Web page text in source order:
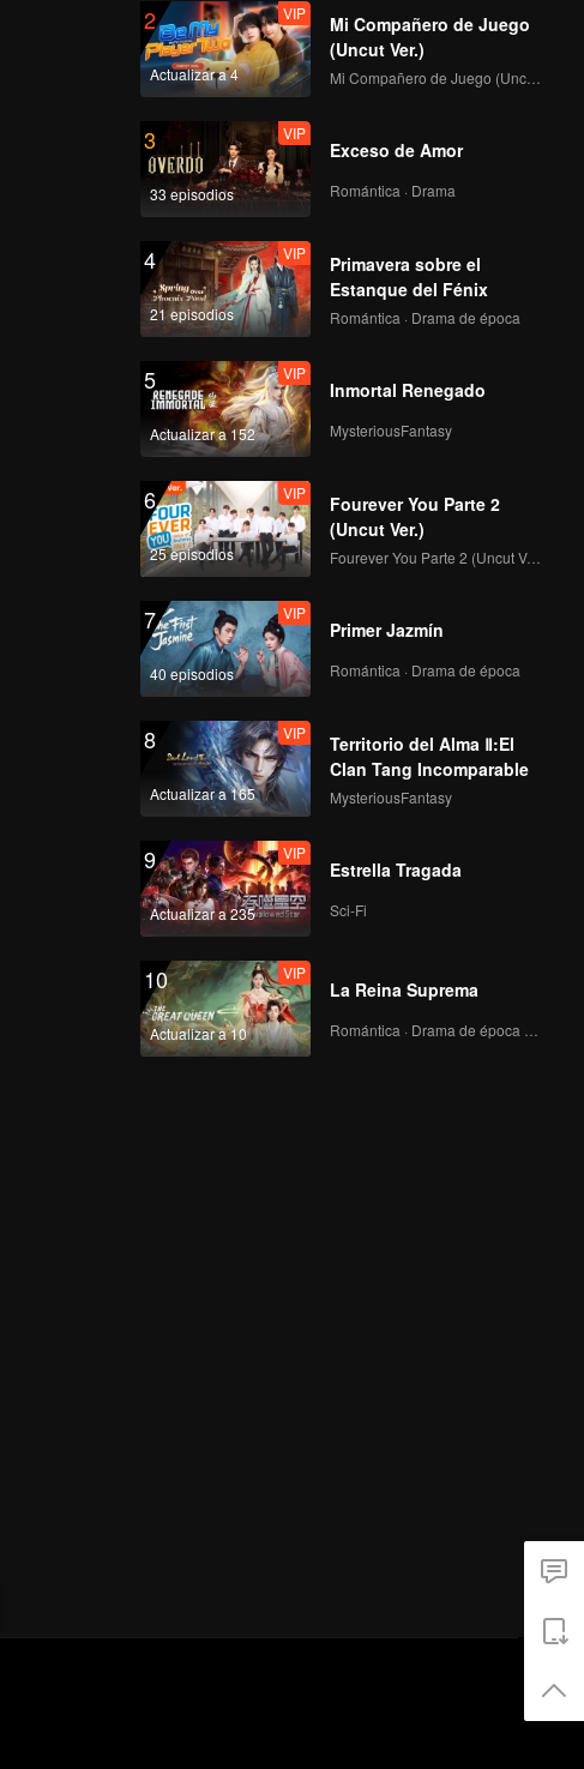
2
Actualizar a 4
VIP
Mi Compañero de Juego
(Uncut Ver.)
Mi Compañero de Juego (Uncut Ver.)
3
33 episodios
VIP
Exceso de Amor
Romántica · Drama
4
21 episodios
VIP
Primavera sobre el
Estanque del Fénix
Romántica · Drama de época
5
Actualizar a 152
VIP
Inmortal Renegado
MysteriousFantasy
6
25 episodios
VIP
Fourever You Parte 2
(Uncut Ver.)
Fourever You Parte 2 (Uncut Ver.)
7
40 episodios
VIP
Primer Jazmín
Romántica · Drama de época
8
Actualizar a 165
VIP
Territorio del Alma Ⅱ:El
Clan Tang Incomparable
MysteriousFantasy
9
Actualizar a 235
VIP
Estrella Tragada
Sci-Fi
10
Actualizar a 10
VIP
La Reina Suprema